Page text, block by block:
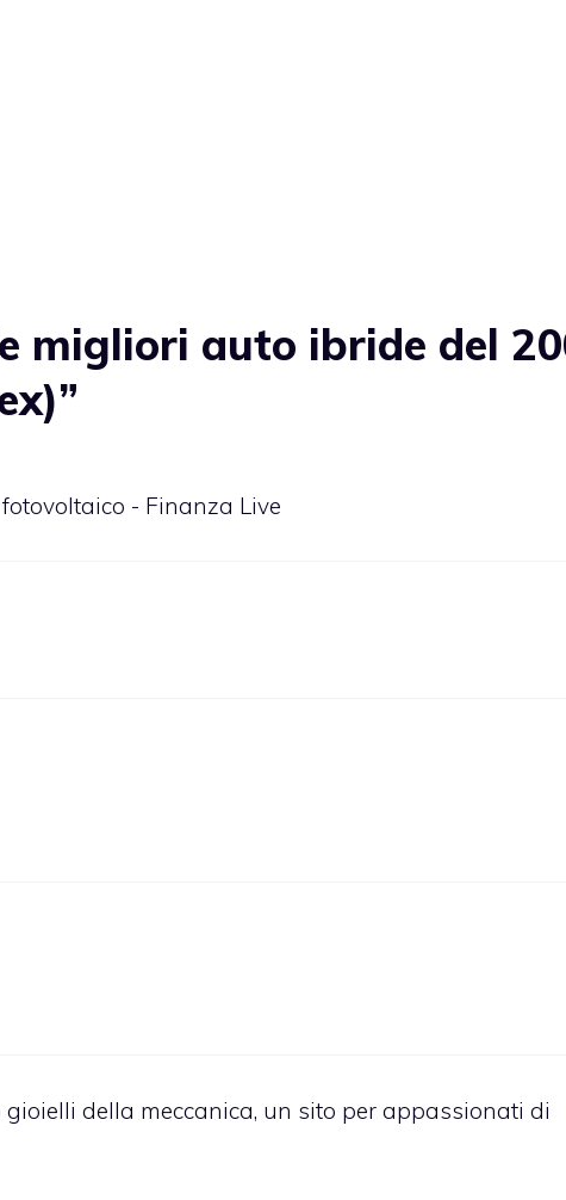
migliori auto ibride del
- Finanza Live
della meccanica, un sito per appassionati di